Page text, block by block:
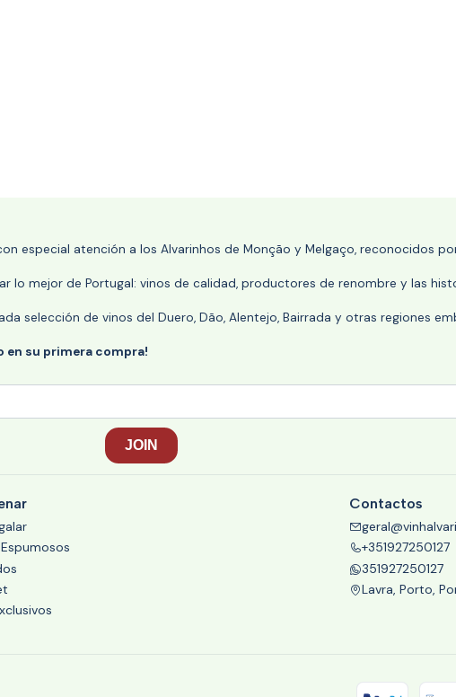
especial atención a los Alvarinhos de Monção y Melgaço, reconocidos
mejor de Portugal: vinos de calidad, productores de renombre y las
selección de vinos del Duero, Dão, Alentejo, Bairrada y otras regiones
en su primera compra!
Contactos
+351927250127
351927250127
Lavra, Porto,